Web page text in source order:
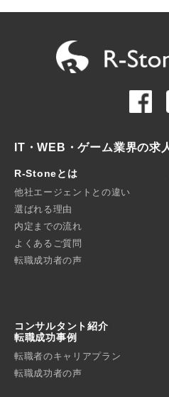
IT・WEB・ゲーム業界の求
R-Stoneとは
他社エージェントとの違い
選ばれる理由
内定までの流れ
よくあるご質問
転職成功者の声
コンサルタント紹介
転職成功事例
転職者のキャリアプラン
転職成功者の声